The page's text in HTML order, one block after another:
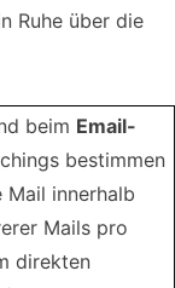
Ruhe über die
beim Email-
bestimmen
innerhalb
Mails pro
direkten